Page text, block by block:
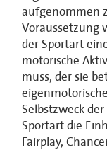
aufgenommen
Voraussetzung
der Sportart
motorische
muss, der sie
Selbstzweck
Sportart die
Fairplay,